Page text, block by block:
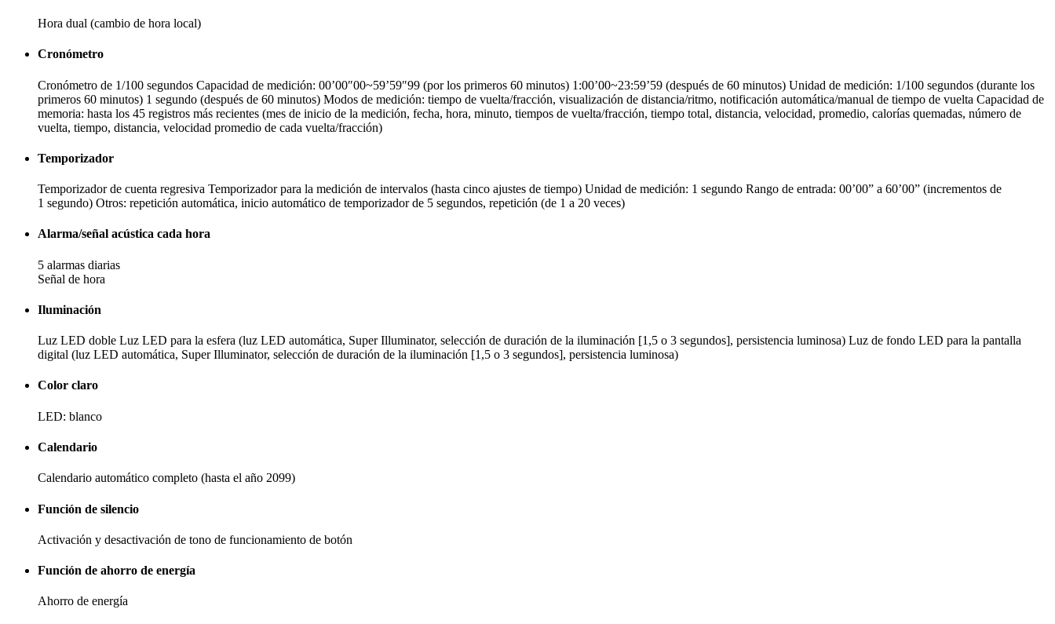
Hora dual (cambio de hora local)
Cronómetro
Cronómetro de 1/100 segundos Capacidad de medición: 00’00″00~59’59″99 (por los primeros 60 minutos) 1:00’00~23:59’59 (después de 60 minutos) Unidad de medición: 1/100 segundos (durante los
primeros 60 minutos) 1 segundo (después de 60 minutos) Modos de medición: tiempo de vuelta/fracción, visualización de distancia/ritmo, notificación automática/manual de tiempo de vuelta Capacidad de
memoria: hasta los 45 registros más recientes (mes de inicio de la medición, fecha, hora, minuto, tiempos de vuelta/fracción, tiempo total, distancia, velocidad, promedio, calorías quemadas, número de
vuelta, tiempo, distancia, velocidad promedio de cada vuelta/fracción)
Temporizador
Temporizador de cuenta regresiva Temporizador para la medición de intervalos (hasta cinco ajustes de tiempo) Unidad de medición: 1 segundo Rango de entrada: 00’00” a 60’00” (incrementos de
1 segundo) Otros: repetición automática, inicio automático de temporizador de 5 segundos, repetición (de 1 a 20 veces)
Alarma/señal acústica cada hora
5 alarmas diarias
Señal de hora
Iluminación
Luz LED doble Luz LED para la esfera (luz LED automática, Super Illuminator, selección de duración de la iluminación [1,5 o 3 segundos], persistencia luminosa) Luz de fondo LED para la pantalla
digital (luz LED automática, Super Illuminator, selección de duración de la iluminación [1,5 o 3 segundos], persistencia luminosa)
Color claro
LED: blanco
Calendario
Calendario automático completo (hasta el año 2099)
Función de silencio
Activación y desactivación de tono de funcionamiento de botón
Función de ahorro de energía
Ahorro de energía